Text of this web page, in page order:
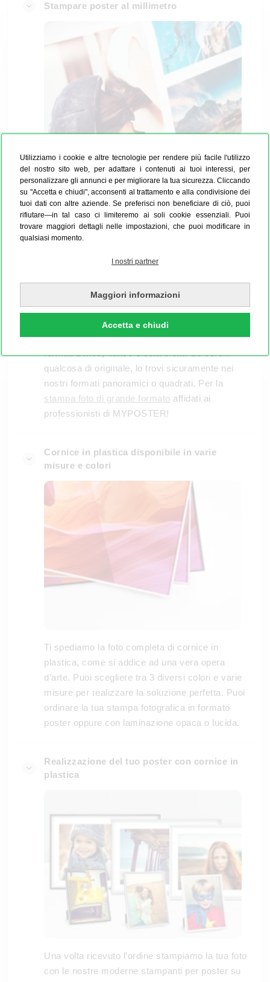
Utilizziamo i cookie e altre tecnologie per rendere più facile l'utilizzo
del nostro sito web, per adattare i contenuti ai tuoi interessi, per
personalizzare gli annunci e per migliorare la tua sicurezza. Cliccando
su "Accetta e chiudi", acconsenti al trattamento e alla condivisione dei
tuoi dati con altre aziende. Se preferisci non beneficiare di ciò, puoi
rifiutare—in tal caso ci limiteremo ai soli cookie essenziali. Puoi
trovare maggiori dettagli nelle impostazioni, che puoi modificare in
qualsiasi momento.
I nostri partner
Maggiori informazioni
Accetta e chiudi
Stampare poster al millimetro
Stampare poster personalizzati
e su misura?
Questa è la nostra specialità! Puoi creare poster
personalizzati da 10x9 cm fino a 500x140 cm. Il
nostro configuratore prodotti ti semplifica tutto:
qualità dell'immagine e ti fornisce un primo
miglior risultato possibile. Nel nostro
configuratore troverai ovviamente anche
un'ampia offerta di formati convenzionali.
preferiti dei nostri clientisono i poster nei
formati20x30, 40x30 e 50x70 cm. Se cerchi
qualcosa di originale, lo trovi sicuramente nei
nostri formati panoramici o quadrati. Per la
stampa foto di grande formato affidati ai
professionisti di MYPOSTER!
Cornice in plastica disponibile in varie
misure e colori
Ti spediamo la foto completa di cornice in
plastica, come si addice ad una vera opera
d’arte. Puoi scegliere tra 3 diversi colori e varie
misure per realizzare la soluzione perfetta. Puoi
ordinare la tua stampa fotografica in formato
poster oppure con laminazione opaca o lucida.
Realizzazione del tuo poster con cornice in
plastica
Una volta ricevuto l’ordine stampiamo la tua foto
con le nostre moderne stampanti per poster su